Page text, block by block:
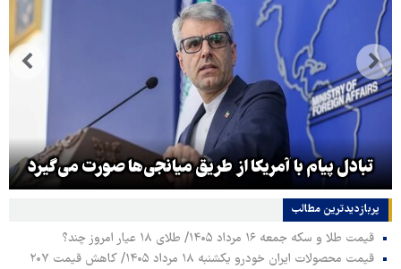
تبادل پیام با آمریکا از طریق میانجی‌ها صورت می‌گیرد
پربازدیدترین‌ مطالب
قیمت طلا و سکه جمعه ۱۶ مرداد ۱۴۰۵/ طلای ۱۸ عیار امروز چند؟
قیمت محصولات ایران خودرو یکشنبه ۱۸ مرداد ۱۴۰۵/ کاهش قیمت ۲۰۷